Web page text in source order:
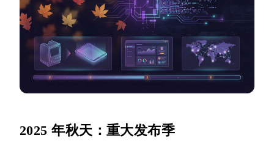
2025 年秋天：重大发布季